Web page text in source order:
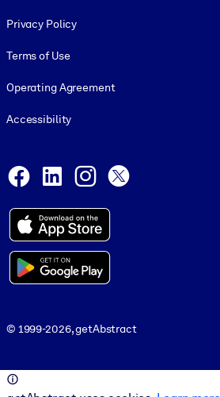
Privacy Policy
Terms of Use
Operating Agreement
Accessibility
Facebook
LinkedInInstagram
© 1999-2026, getAbstract